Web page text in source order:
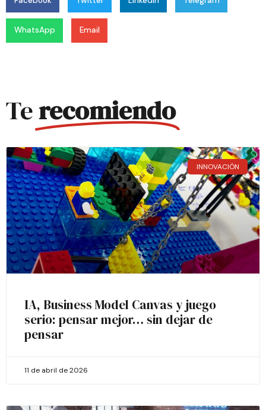
WhatsApp Email
Terecomiendo
INNOVACIÓN
IA, Business Model Canvas y juego
serio: pensar mejor… sin dejar de
pensar
11 de abril de 2026